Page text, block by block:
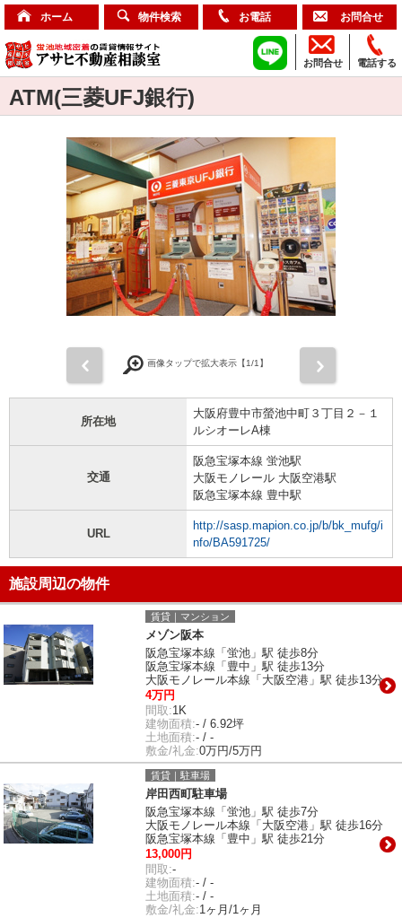
ホーム 物件検索 お電話 お問合せ
電話する
お問合せ
ATM(三菱UFJ銀行)
画像タップで拡大表示【1/1】
所在地
大阪府豊中市螢池中町３丁目２－１
ルシオーレA棟
交通
阪急宝塚本線 蛍池駅
大阪モノレール 大阪空港駅
阪急宝塚本線 豊中駅
URL
http://sasp.mapion.co.jp/b/bk_mufg/i
nfo/BA591725/
施設周辺の物件
賃貸｜マンション
メゾン阪本
阪急宝塚本線「蛍池」駅 徒歩8分
阪急宝塚本線「豊中」駅 徒歩13分
大阪モノレール本線「大阪空港」駅 徒歩13分
4万円
間取:1K
建物面積:- / 6.92坪
土地面積:- / -
敷金/礼金:0万円/5万円
賃貸｜駐車場
岸田西町駐車場
阪急宝塚本線「蛍池」駅 徒歩7分
大阪モノレール本線「大阪空港」駅 徒歩16分
阪急宝塚本線「豊中」駅 徒歩21分
13,000円
間取:-
建物面積:- / -
土地面積:- / -
敷金/礼金:1ヶ月/1ヶ月